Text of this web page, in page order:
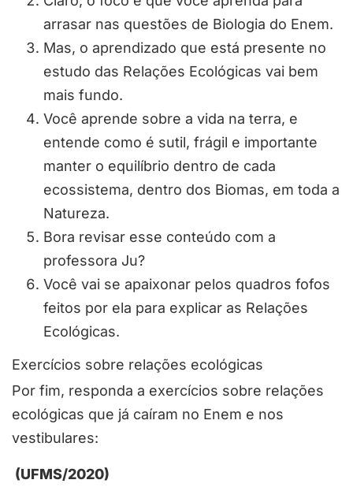
arrasar nas questões de Biologia do Enem.
Mas, o aprendizado que está presente no
estudo das Relações Ecológicas vai bem
mais fundo.
Você aprende sobre a vida na terra, e
entende como é sutil, frágil e importante
manter o equilíbrio dentro de cada
ecossistema, dentro dos Biomas, em toda a
Natureza.
Bora revisar esse conteúdo com a
professora Ju?
Você vai se apaixonar pelos quadros fofos
feitos por ela para explicar as Relações
Ecológicas.
Exercícios sobre relações ecológicas
Por fim, responda a exercícios sobre relações
ecológicas que já caíram no Enem e nos
vestibulares:
(UFMS/2020)